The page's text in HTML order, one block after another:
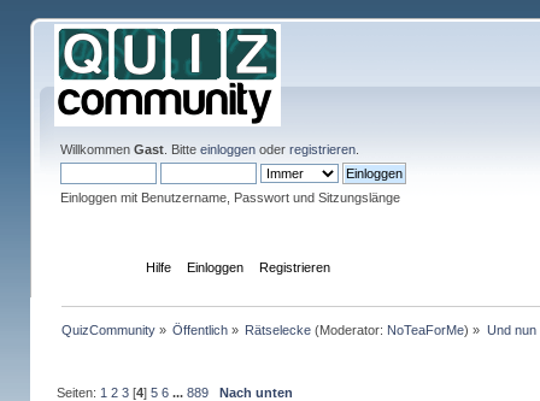
Willkommen Gast. Bitte einloggenoder registrieren.
Einloggen mit Benutzername, Passwort und Sitzungslänge
Hilfe Einloggen Registrieren
QuizCommunity» Öffentlich » Rätselecke (Moderator: NoTeaForMe) » Und nun
Seiten: 1 2 3[4] 5 6 ... 889 Nach unten